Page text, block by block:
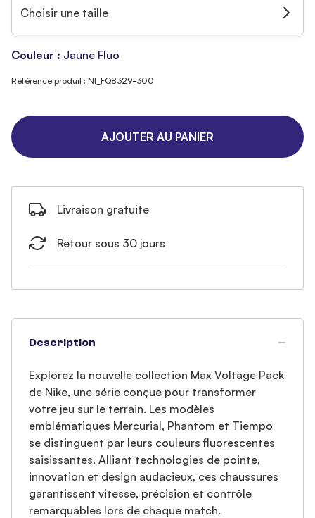
Choisir une taille
Couleur : Jaune Fluo
Référence produit : NI_FQ8329-300
AJOUTER AU PANIER
Livraison gratuite
Retour sous 30 jours
Description
Explorez la nouvelle collection Max Voltage Pack
de Nike, une série conçue pour transformer
votre jeu sur le terrain. Les modèles
emblématiques Mercurial, Phantom et Tiempo
se distinguent par leurs couleurs fluorescentes
saisissantes. Alliant technologies de pointe,
innovation et design audacieux, ces chaussures
garantissent vitesse, précision et contrôle
remarquables lors de chaque match.